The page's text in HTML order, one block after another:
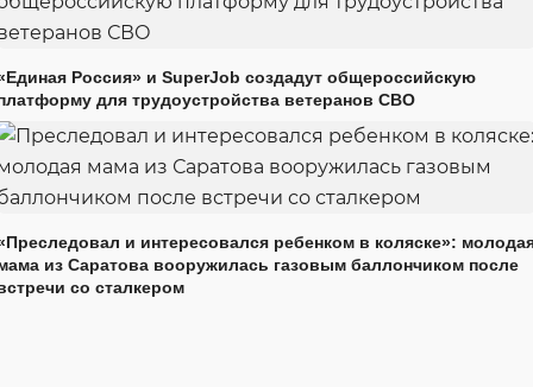
Россия» и SuperJob создадут общероссийскую
для трудоустройства ветеранов СВО
и интересовался ребенком в коляске»:
из Саратова вооружилась газовым баллончиком после
со сталкером